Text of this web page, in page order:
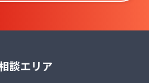
談エリア